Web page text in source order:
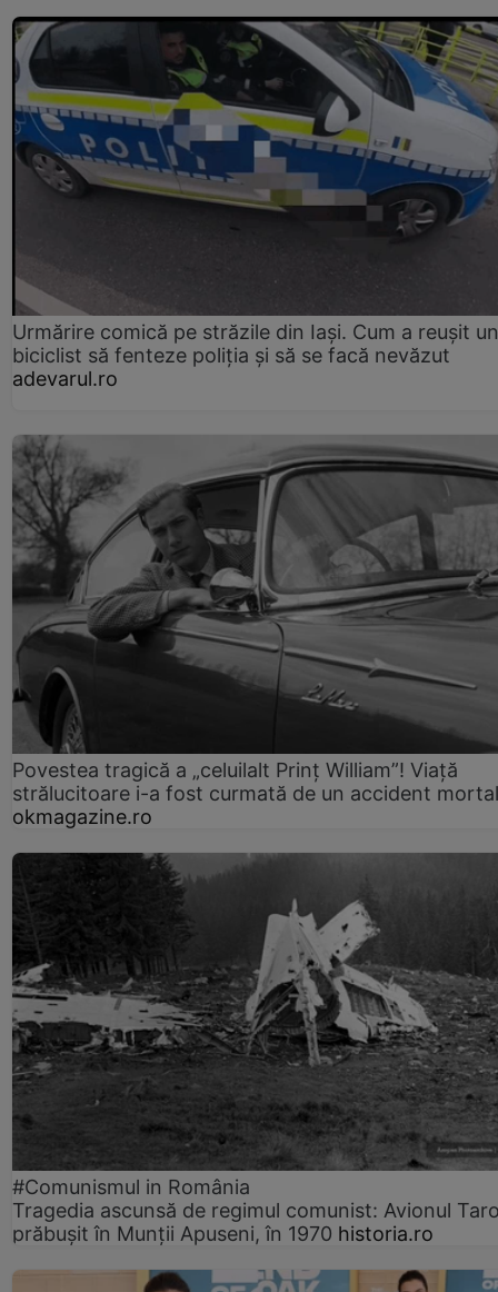
Urmărire comică pe străzile din Iași. Cum a reușit un
biciclist să fenteze poliția și să se facă nevăzut
adevarul.ro
Povestea tragică a „celuilalt Prinț William”! Viață
strălucitoare i-a fost curmată de un accident mortal
okmagazine.ro
#Comunismul in România
Tragedia ascunsă de regimul comunist: Avionul
prăbușit în Munții Apuseni, în 1970 historia.ro